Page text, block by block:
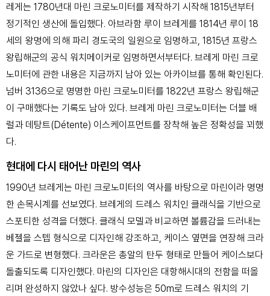
레게는 1780년대 마린 크로노미터를 제작하기 시작해 1815년부터
정기적인 생산에 돌입했다. 아브라함 루이 브레게를 1814년 루이 18
세의 왕명에 의해 파리 경도국의 일원으로 임명하고, 1815년 프랑스
왕립해군의 공식 워치메이커로 임명하면서부터다. 브레게 마린 크로
노미터에 관한 내용은 지금까지 남아 있는 아카이브를 통해 확인된다.
넘버 3136으로 명명한 마린 크로노미터를 1822년 프랑스 왕립해군
이 구매했다는 기록도 남아 있다. 브레게 마린 크로노미터는 더블 배
럴과 데탕트(Détente) 이스케이프먼트를 장착해 높은 정확성을 꾀했
다.
현대에 다시 태어난 마린의 역사
1990년 브레게는 마린 크로노미터의 역사를 바탕으로 마린이라 명명
한 손목시계를 선보였다. 브레게의 드레스 워치인 클래식을 기반으로
스포티한 성격을 더했다. 클래식 모델과 비교하면 볼륨감을 드러내는
베젤을 스텝 형식으로 디자인해 강조하고, 케이스 옆면을 연장해 크라
운 가드로 변형했다. 크라운은 총알의 탄두 형태로 만들어 케이스보다
돌출되도록 디자인했다. 마린의 디자인은 대항해시대의 전함을 떠올
리며 완성하지 않았나 싶다. 방수성능은 50m로 드레스 워치의 기